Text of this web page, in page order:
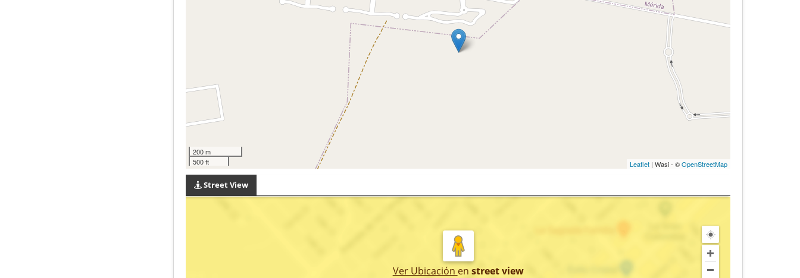
200 m
500 ft
Leaflet| Wasi - ©OpenStreetMap
Street View
Ver Ubicación en street view